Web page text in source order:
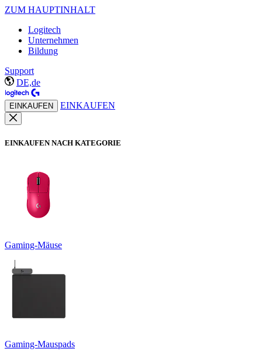
ZUM HAUPTINHALT
Logitech
Unternehmen
Bildung
Support
DE,de
EINKAUFEN EINKAUFEN
EINKAUFEN NACH KATEGORIE
Gaming-Mäuse
Gaming-Mauspads